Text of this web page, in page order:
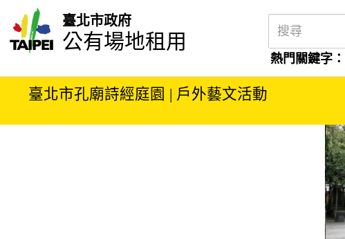
臺北市政府
公有場地租用
熱門關鍵字：
臺北市孔廟詩經庭園 | 戶外藝文活動